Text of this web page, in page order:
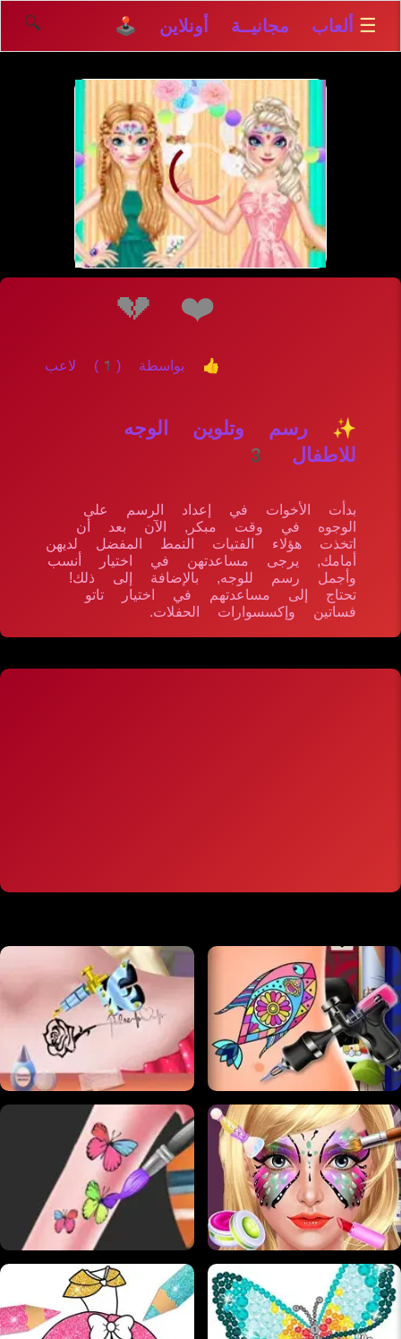
☰ ألعاب مجانيــة أونلاين 🕹️ 🔍
إلعــــب
❤️
💔
👍 بواسطة (1) لاعب
✨ رسم وتلوين الوجه
للاطفال 3
بدأت الأخوات في إعداد الرسم على
الوجوه في وقت مبكر, الآن بعد أن
اتخذت هؤلاء الفتيات النمط المفضل لديهن
أمامك, يرجى مساعدتهن في اختيار أنسب
وأجمل رسم للوجه, بالإضافة إلى ذلك!
تحتاج إلى مساعدتهم في اختيار تاتو
فساتين وإكسسوارات الحفلات.